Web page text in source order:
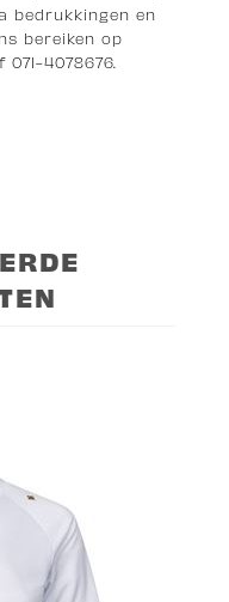
bedrukkingen en
bereiken op
071-4078676.